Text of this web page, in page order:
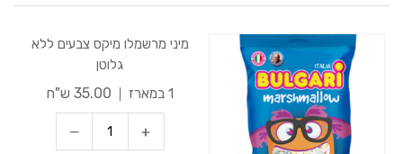
מיני מרשמלו מיקס צבעים ללא
גלוטן
1 במארז
35.00 ש"ח